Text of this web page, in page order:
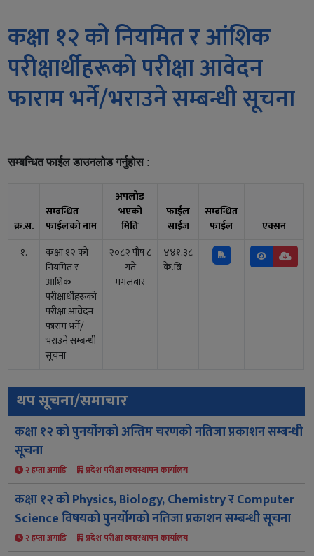
कक्षा १२ को नियमित र आंशिक
परीक्षार्थीहरूको परीक्षा आवेदन
फाराम भर्ने/भराउने सम्बन्धी सूचना
सम्बन्धित फाईल डाउनलोड गर्नुहोस :
क्र.स.
सम्बन्धित
फाईलको नाम
अपलोड
भएको
मिति
फाईल
साईज
सम्बन्धित
फाईल
एक्सन
१.
कक्षा १२ को
नियमित र
आंशिक
परीक्षार्थीहरूको
परीक्षा आवेदन
फाराम भर्ने/
भराउने सम्बन्धी
सूचना
२०८२ पौष ८
गते
मंगलबार
४४१.३८
के.बि
थप सूचना/समाचार
कक्षा १२ को पुनर्योगको अन्तिम चरणको नतिजा प्रकाशन सम्बन्धी
सूचना
२ हप्ता अगाडि प्रदेश परीक्षा व्यवस्थापन कार्यालय
कक्षा १२ को Physics, Biology, Chemistry र Computer
Science विषयको पुनर्योगको नतिजा प्रकाशन सम्बन्धी सूचना
२ हप्ता अगाडि प्रदेश परीक्षा व्यवस्थापन कार्यालय